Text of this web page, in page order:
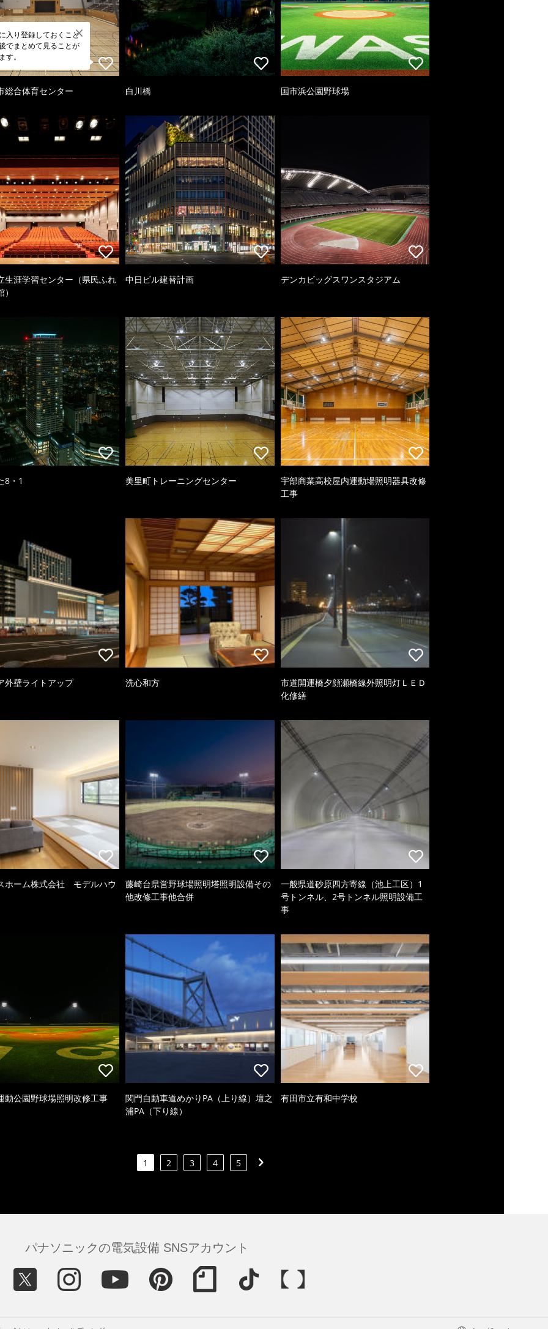
入り登録しておくこと
でまとめて見ることが
す。
総合体育センター 白川橋 国市浜公園野球場
生涯学習センター（県民ふれ
中日ビル建替計画 デンカビッグスワンスタジアム
8・1 美里町トレーニングセンター
宇部商業高校屋内運動場照明器具改修
工事
外壁ライトアップ 洗心和方
市道開運橋夕顔瀬橋線外照明灯ＬＥＤ
化修繕
ホーム株式会社 モデルハウ
藤崎台県営野球場照明塔照明設備その
他改修工事他合併
一般県道砂原四方寄線（池上工区）1
号トンネル、2号トンネル照明設備工
事
動公園野球場照明改修工事
関門自動車道めかりPA（上り線）壇之
浦PA（下り線）
有田市立有和中学校
1 2 3 4 5
パナソニックの電気設備 SNSアカウント